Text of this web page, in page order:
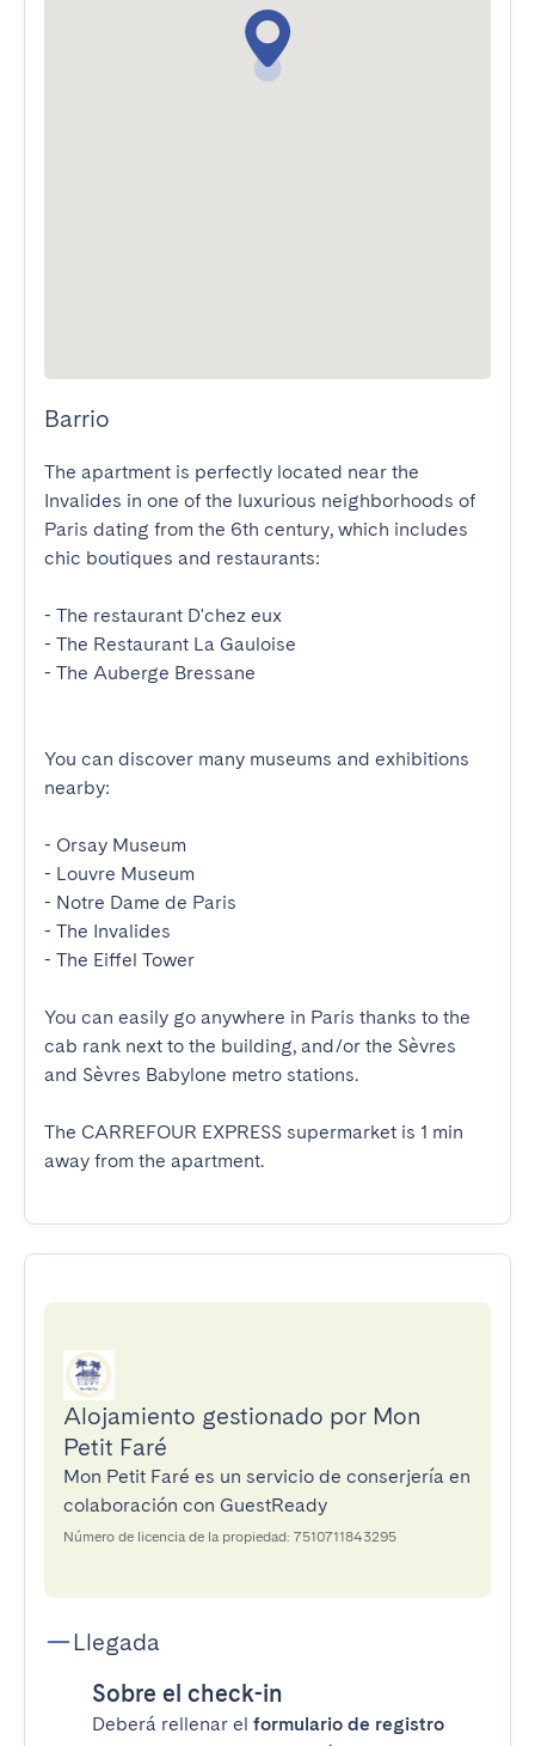
Barrio
The apartment is perfectly located near the
Invalides in one of the luxurious neighborhoods of
Paris dating from the 6th century, which includes
chic boutiques and restaurants:
- The restaurant D'chez eux
- The Restaurant La Gauloise
- The Auberge Bressane
You can discover many museums and exhibitions
nearby:
- Orsay Museum
- Louvre Museum
- Notre Dame de Paris
- The Invalides
- The Eiffel Tower
You can easily go anywhere in Paris thanks to the
cab rank next to the building, and/or the Sèvres
and Sèvres Babylone metro stations.
The CARREFOUR EXPRESS supermarket is 1 min
away from the apartment.
Alojamiento gestionado por Mon
Petit Faré
Mon Petit Faré es un servicio de conserjería en
colaboración con GuestReady
Número de licencia de la propiedad: 7510711843295
Llegada
Sobre el check-in
Deberá rellenar el formulario de registro